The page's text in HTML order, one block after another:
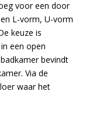
voor een door
L-vorm, U-vorm
keuze is
een open
bevindt
Via de
waar het